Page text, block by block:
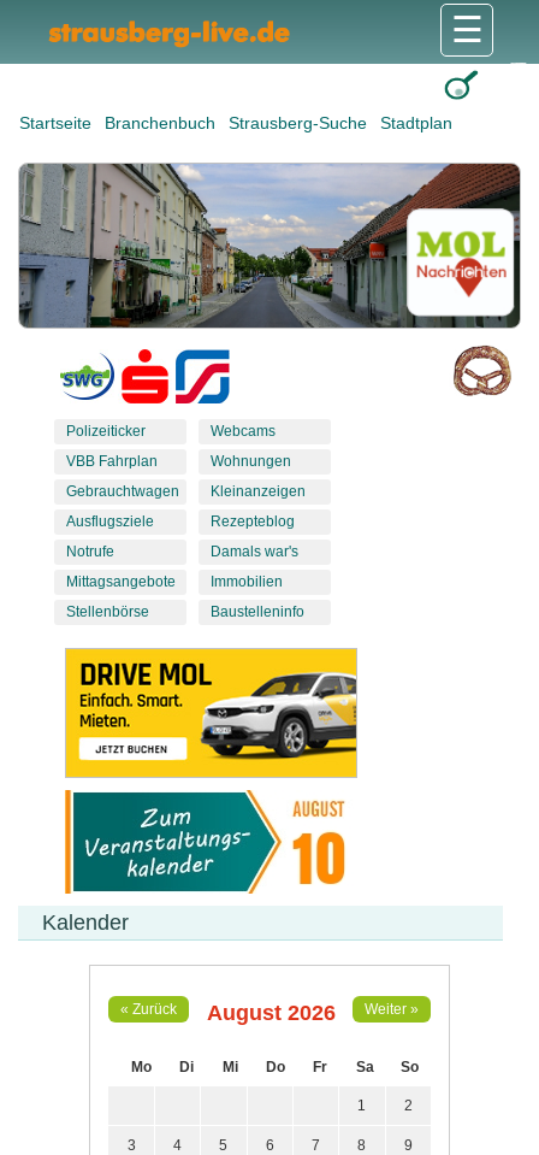
Startseite Branchenbuch Strausberg-Suche Stadtplan
☰
Polizeiticker
VBB Fahrplan
Gebrauchtwagen
Ausflugsziele
Notrufe
Mittagsangebote
Stellenbörse
Webcams
Wohnungen
Kleinanzeigen
Rezepteblog
Damals war's
Immobilien
Baustelleninfo
Kalender
« Zurück August 2026 Weiter »
Mo Di Mi Do Fr Sa So
1 2
3 4 5 6 7 8 9